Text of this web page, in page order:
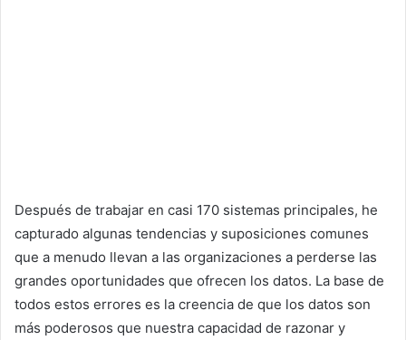
Después de trabajar en casi 170 sistemas principales, he
capturado algunas tendencias y suposiciones comunes
que a menudo llevan a las organizaciones a perderse las
grandes oportunidades que ofrecen los datos. La base de
todos estos errores es la creencia de que los datos son
más poderosos que nuestra capacidad de razonar y